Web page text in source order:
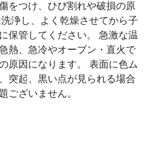
をつけ、ひび割れや破損の原
浄し、よく乾燥させてから子
保管してください。 急激な温
熱、急冷やオーブン・直火で
原因になります。 表面に色ム
突起、黒い点が見られる場合
ございません。